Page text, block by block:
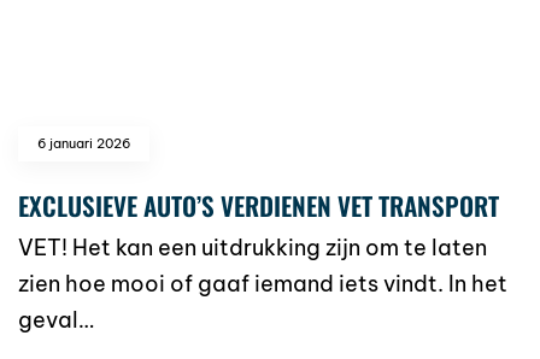
6 januari 2026
EXCLUSIEVE AUTO’S VERDIENEN VET TRANSPORT
VET! Het kan een uitdrukking zijn om te laten
zien hoe mooi of gaaf iemand iets vindt. In het
geval…